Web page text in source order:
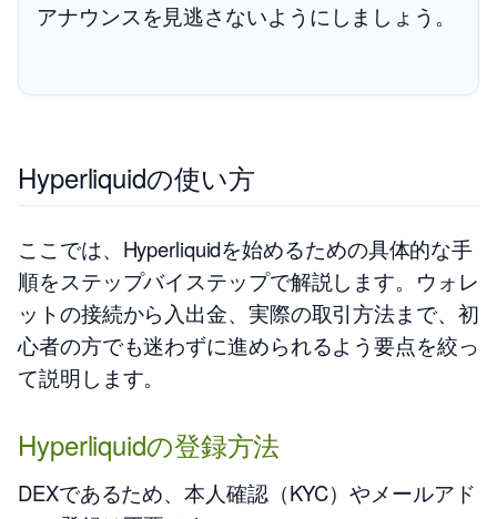
アナウンスを見逃さないようにしましょう。
Hyperliquidの使い方
ここでは、Hyperliquidを始めるための具体的な手
順をステップバイステップで解説します。ウォレ
ットの接続から入出金、実際の取引方法まで、初
心者の方でも迷わずに進められるよう要点を絞っ
て説明します。
Hyperliquidの登録方法
DEXであるため、本人確認（KYC）やメールアド